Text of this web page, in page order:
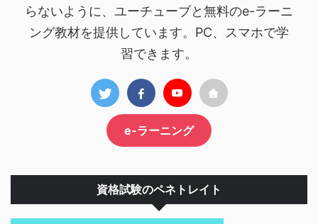
らないように、ユーチューブと無料のe-ラーニ
ング教材を提供しています。PC、スマホで学
習できます。
e-ラーニング
資格試験のペネトレイト